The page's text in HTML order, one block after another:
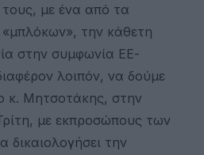
τους, με ένα από τα
την κάθετη
στην συμφωνία ΕΕ-
λοιπόν, να δούμε
κ. Μητσοτάκης, στην
με εκπροσώπους των
την